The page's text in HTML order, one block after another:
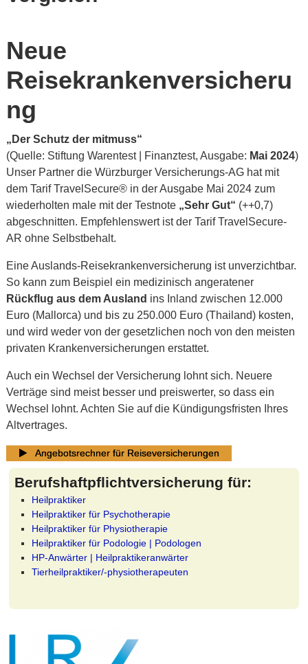
Neue
Reisekrankenversicheru
ng
„Der Schutz der mitmuss“
(Quelle: Stiftung Warentest | Finanztest, Ausgabe: Mai 2024)
Unser Partner die Würzburger Versicherungs-AG hat mit
dem Tarif TravelSecure® in der Ausgabe Mai 2024 zum
wiederholten male mit der Testnote „Sehr Gut“ (++0,7)
abgeschnitten. Empfehlenswert ist der Tarif TravelSecure-
AR ohne Selbstbehalt.
Eine Auslands-Reisekrankenversicherung ist unverzichtbar.
So kann zum Beispiel ein medizinisch angeratener
Rückflug aus dem Ausland ins Inland zwischen 12.000
Euro (Mallorca) und bis zu 250.000 Euro (Thailand) kosten,
und wird weder von der gesetzlichen noch von den meisten
privaten Krankenversicherungen erstattet.
Auch ein Wechsel der Versicherung lohnt sich. Neuere
Verträge sind meist besser und preiswerter, so dass ein
Wechsel lohnt. Achten Sie auf die Kündigungsfristen Ihres
Altvertrages.
Angebotsrechner für Reiseversicherungen
Berufshaftpflichtversicherung für:
Heilpraktiker
Heilpraktiker für Psychotherapie
Heilpraktiker für Physiotherapie
Heilpraktiker für Podologie | Podologen
HP-Anwärter | Heilpraktikeranwärter
Tierheilpraktiker/-physiotherapeuten